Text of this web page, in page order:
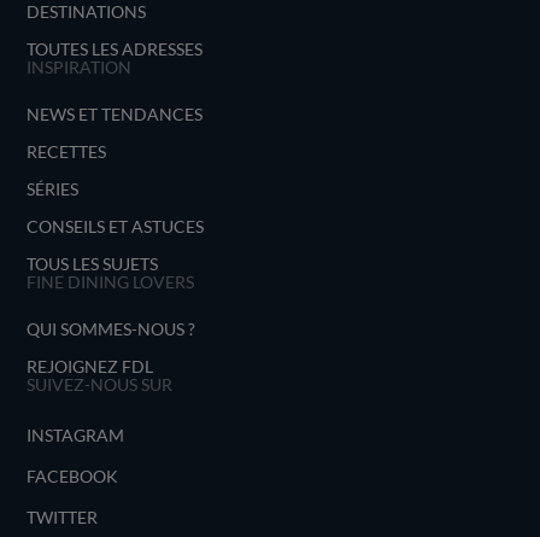
DESTINATIONS
TOUTES LES ADRESSES
INSPIRATION
NEWS ET TENDANCES
RECETTES
SÉRIES
CONSEILS ET ASTUCES
TOUS LES SUJETS
FINE DINING LOVERS
QUI SOMMES-NOUS ?
REJOIGNEZ FDL
SUIVEZ-NOUS SUR
INSTAGRAM
FACEBOOK
TWITTER